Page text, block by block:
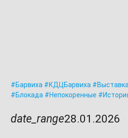
#Барвиха #КДЦБарвиха
#Блокада #Непокоренные
date_range28.01.2026